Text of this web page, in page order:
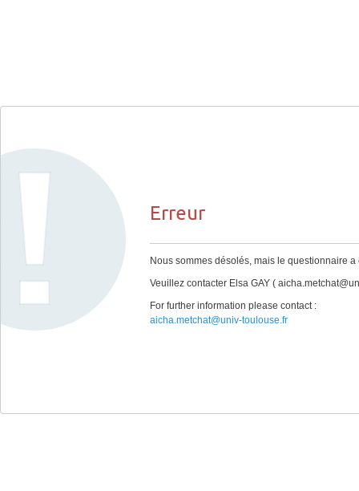
Erreur
Nous sommes désolés, mais le questionnaire
Veuillez contacter Elsa GAY (
For further information please contact :
aicha.metchat@univ-toulouse.fr